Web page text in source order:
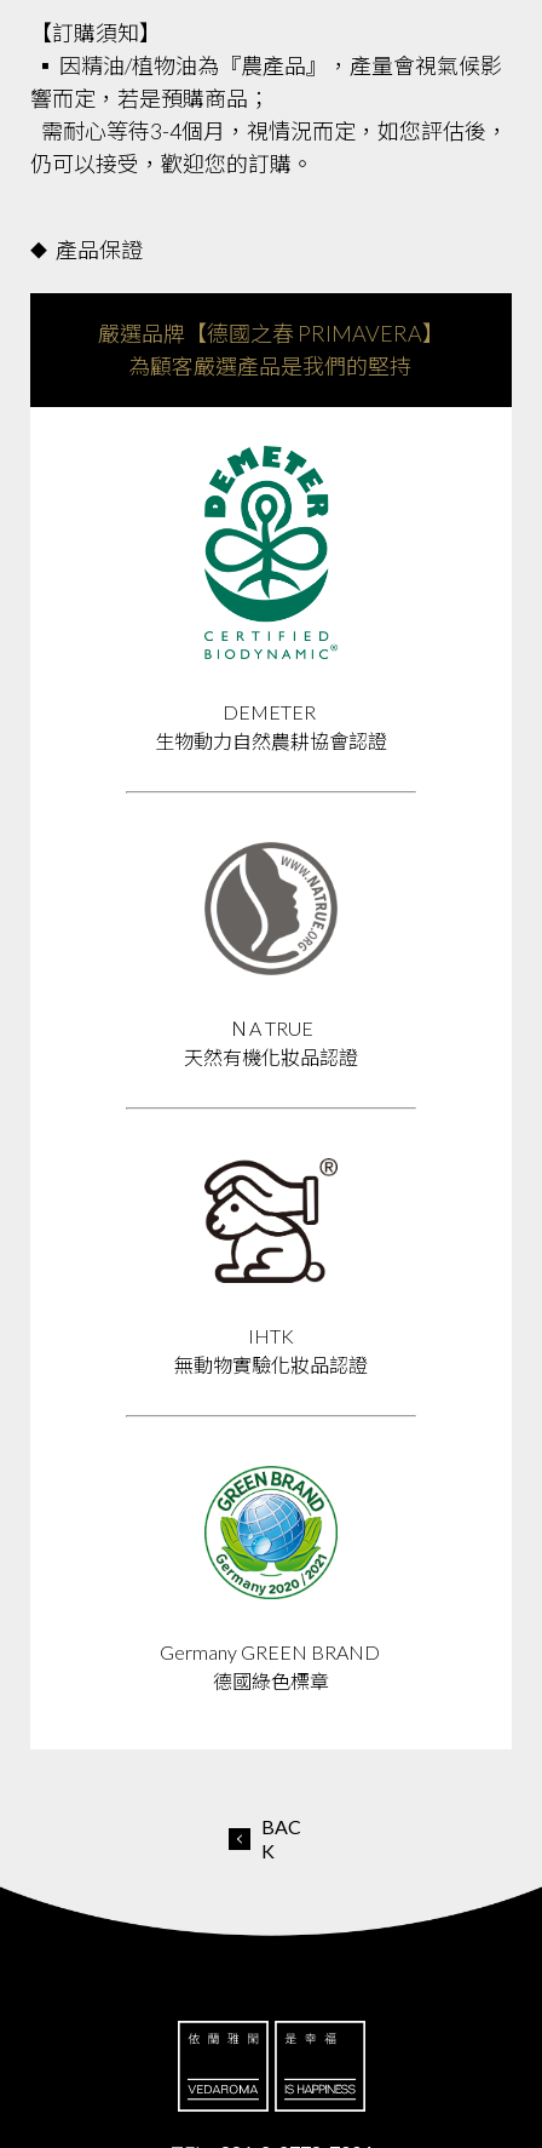
【訂購須知】
▪ 因精油/植物油為『農產品』，產量會視氣候影
響而定，若是預購商品；
需耐心等待3-4個月，視情況而定，如您評估後，
仍可以接受，歡迎您的訂購。
◆ 產品保證
嚴選品牌【德國之春 PRIMAVERA】
為顧客嚴選產品是我們的堅持
DEMETER
生物動力自然農耕協會認證
ＮA TRUE
天然有機化妝品認證
IHTK
無動物實驗化妝品認證
Germany GREEN BRAND
德國綠色標章
BAC
K